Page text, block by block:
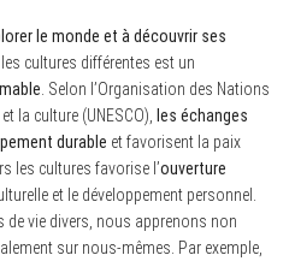
le monde et à découvrir ses
cultures différentes est un
. Selon l’Organisation des Nations
la culture (UNESCO),
les échanges
durable et favorisent la paix
les cultures favorise l’ouverture
et le développement personnel.
de vie divers, nous apprenons non
sur nous-mêmes. Par exemple,